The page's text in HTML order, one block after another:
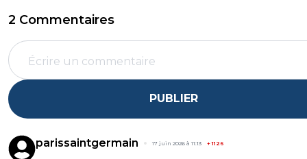
2 Commentaires
PUBLIER
parissaintgermain 17 juin 2026 à 11:13 +1126